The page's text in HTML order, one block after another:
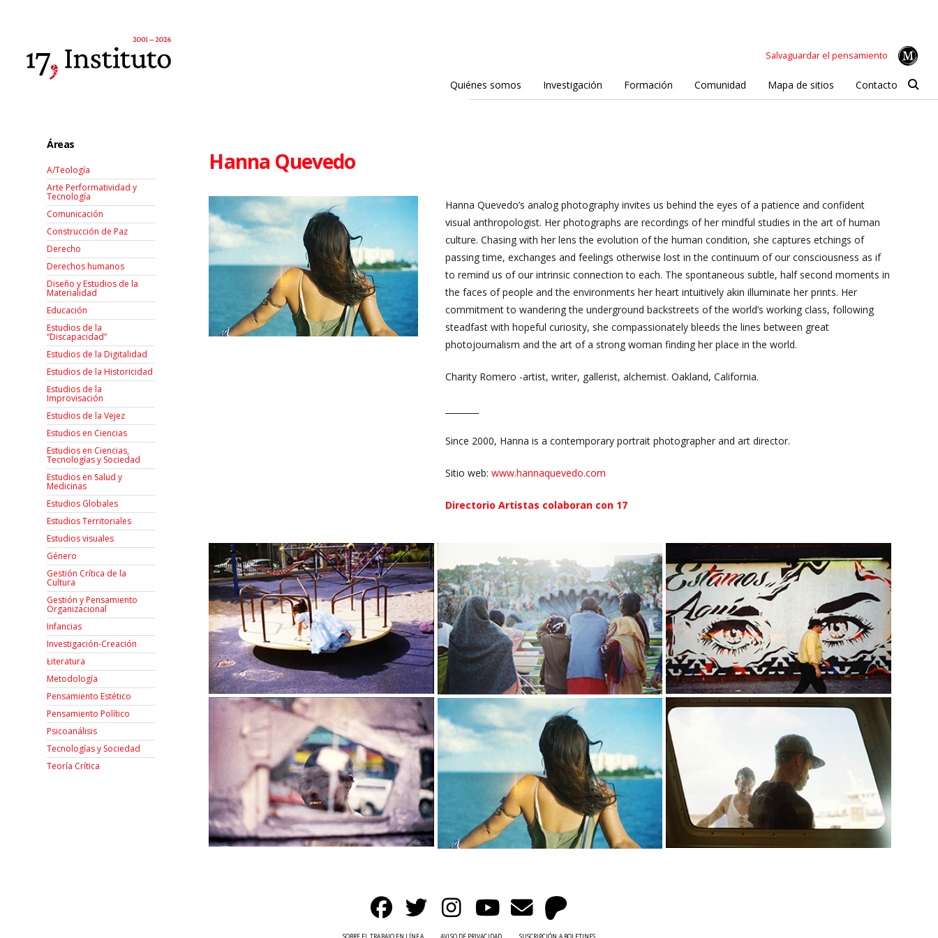
Salvaguardar el pensamiento
Quiénes somos Investigación Formación Comunidad Mapa de sitios Contacto
Hanna Quevedo
Hanna Quevedo’s analog photography invites us behind the eyes of a patience and confident
visual anthropologist. Her photographs are recordings of her mindful studies in the art of human
culture. Chasing with her lens the evolution of the human condition, she captures etchings of
passing time, exchanges and feelings otherwise lost in the continuum of our consciousness as if
to remind us of our intrinsic connection to each. The spontaneous subtle, half second moments in
the faces of people and the environments her heart intuitively akin illuminate her prints. Her
commitment to wandering the underground backstreets of the world’s working class, following
steadfast with hopeful curiosity, she compassionately bleeds the lines between great
photojournalism and the art of a strong woman finding her place in the world.
Charity Romero -artist, writer, gallerist, alchemist. Oakland, California.
Since 2000, Hanna is a contemporary portrait photographer and art director.
Sitio web:www.hannaquevedo.com
Directorio Artistas colaboran con 17
Áreas
A/Teología
Arte Performatividad y
Tecnología
Comunicación
Construcción de Paz
Derecho
Derechos humanos
Diseño y Estudios de la
Materialidad
Educación
Estudios de la
“Discapacidad”
Estudios de la Digitalidad
Estudios de la Historicidad
Estudios de la
Improvisación
Estudios de la Vejez
Estudios en Ciencias
Estudios en Ciencias,
Tecnologías y Sociedad
Estudios en Salud y
Medicinas
Estudios Globales
Estudios Territoriales
Estudios visuales
Género
Gestión Crítica de la
Cultura
Gestión y Pensamiento
Organizacional
Infancias
Investigación-Creación
Łiteratura
Metodología
Pensamiento Estético
Pensamiento Político
Psicoanálisis
Tecnologías y Sociedad
Teoría Crítica